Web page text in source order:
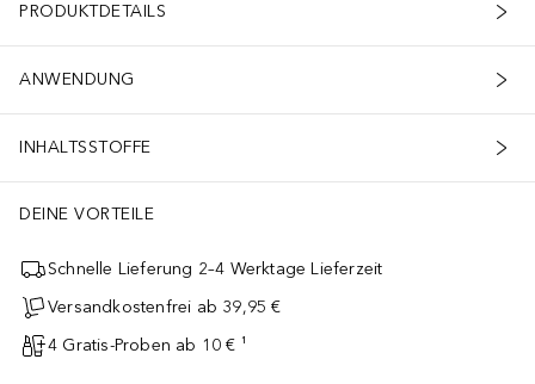
PRODUKTDETAILS
ANWENDUNG
INHALTSSTOFFE
DEINE VORTEILE
Schnelle Lieferung 2–4 Werktage Lieferzeit
Versandkostenfrei ab 39,95 €
4 Gratis-Proben ab 10 € ¹